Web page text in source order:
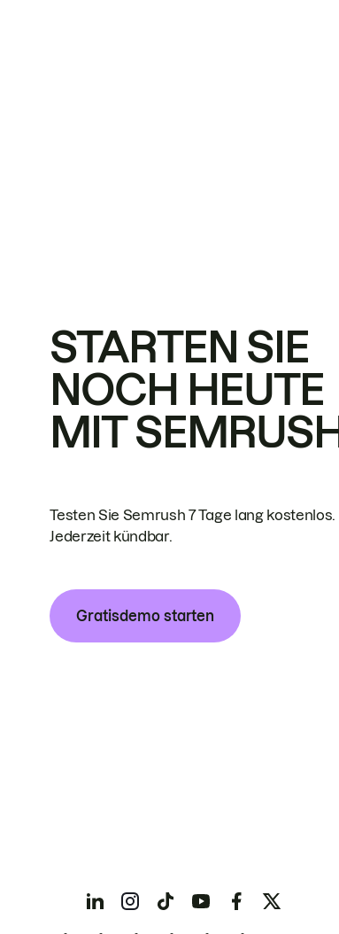
STARTEN SIE
NOCH HEUTE
MIT
Testen Sie Semrush 7 Tage lang kostenlos.
Jederzeit kündbar.
Gratisdemo starten